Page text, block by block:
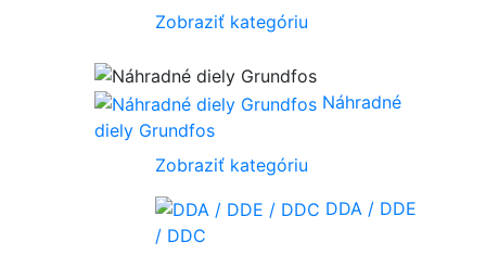
Zobraziť kategóriu
Náhradné
diely Grundfos
Zobraziť kategóriu
DDA / DDE
/ DDC